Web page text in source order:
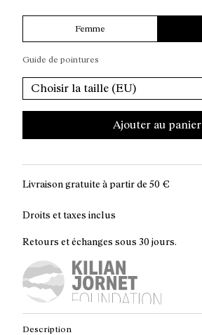
Femme
Guide de pointures
Choisir la taille (EU)
Ajouter au panier
Livraison gratuite à partir de 50 €
Droits et taxes inclus
Retours et échanges sous 30 jours.
Description